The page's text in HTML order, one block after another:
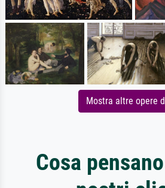
Mostra altre opere
Cosa